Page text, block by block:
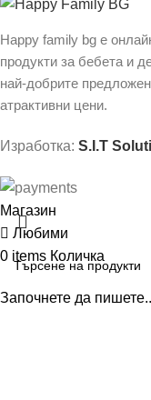
Happy family bg е
продукти за бебета и
най-добрите
атрактивни цени.
Изработка: S.I.T
Започнете да
Магазин
Любими
0 items Количка